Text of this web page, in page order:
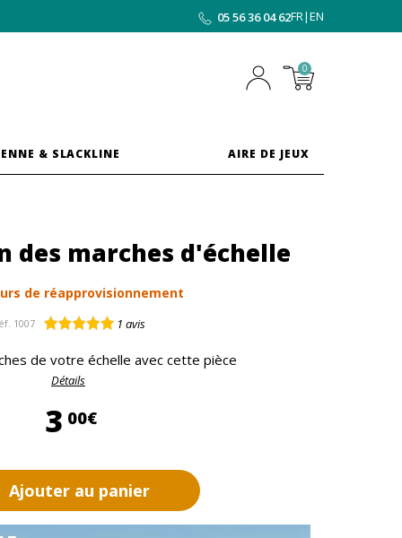
05 56 36 04 62FR|EN
0
& SLACKLINE AIRE DE JEUX
des marches d'échelle
de réapprovisionnement
1007 1 avis
de votre échelle avec cette pièce
Détails
3 00€3,00 €
Ajouter au panier